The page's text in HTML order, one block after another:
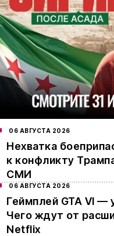
06 АВГУСТА 2026
Нехватка
к конфликту
СМИ
06 АВГУСТА 2026
Геймплей GTA VI —
Чего ждут от
Netflix